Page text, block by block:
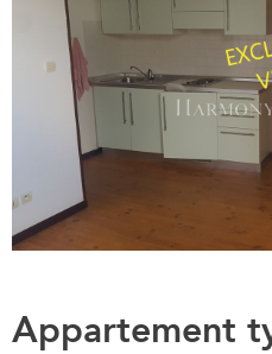
Appartement